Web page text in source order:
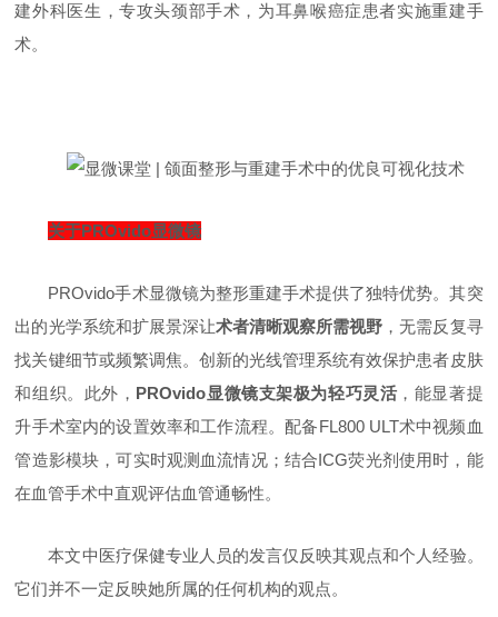
建外科医生，专攻头颈部手术，为耳鼻喉癌症患者实施重建手
术。
关于PROvido显微镜
PROvido手术显微镜为整形重建手术提供了独特优势。其突
出的光学系统和扩展景深让术者清晰观察所需视野 ，无需反复寻
找关键细节或频繁调焦。创新的光线管理系统有效保护患者皮肤
和组织。此外， PROvido显微镜支架极为轻巧灵活， 能显著提
升手术室内的设置效率和工作流程。配备FL800 ULT术中视频血
管造影模块，可实时观测血流情况；结合ICG荧光剂使用时，能
在血管手术中直观评估血管通畅性。
本文中医疗保健专业人员的发言仅反映其观点和个人经验。
它们并不一定反映她所属的任何机构的观点。